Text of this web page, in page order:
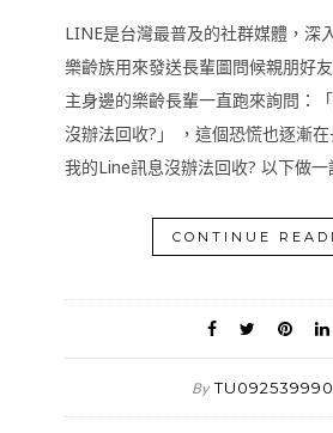
LINE是台灣最普及的社群媒體，深
樂齡族用來發送長輩圖問候親朋好
主身邊的樂齡長輩一直跑來詢問：
沒辦法回收?」 ，這個恐慌也逐漸
我的Line訊息沒辦法回收? 以下做
CONTINUE
By